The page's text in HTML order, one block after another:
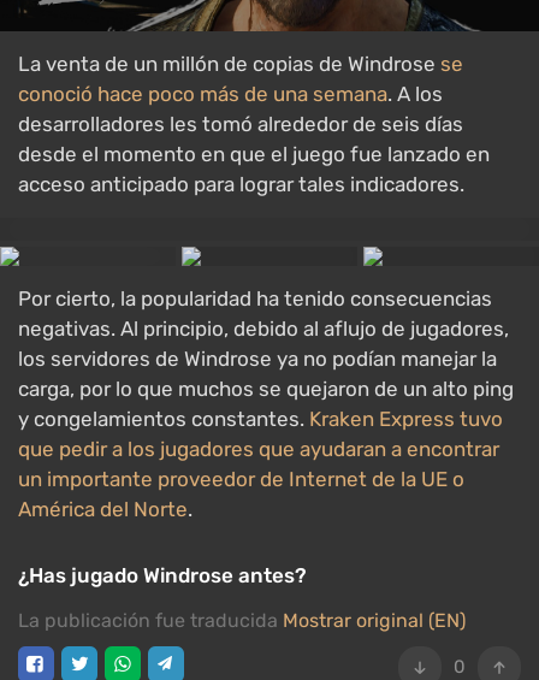
La venta de un millón de copias de Windrose se
conoció hace poco más de una semana. A los
desarrolladores les tomó alrededor de seis días
desde el momento en que el juego fue lanzado en
acceso anticipado para lograr tales indicadores.
Por cierto, la popularidad ha tenido consecuencias
negativas. Al principio, debido al aflujo de jugadores,
los servidores de Windrose ya no podían manejar la
carga, por lo que muchos se quejaron de un alto ping
y congelamientos constantes. Kraken Express tuvo
que pedir a los jugadores que ayudaran a encontrar
un importante proveedor de Internet de la UE o
América del Norte.
¿Has jugado Windrose antes?
La publicación fue traducida Mostrar original (EN)
0